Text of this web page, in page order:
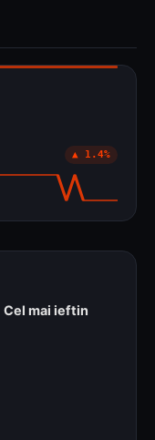
▲ 1.4%
Cel mai ieftin